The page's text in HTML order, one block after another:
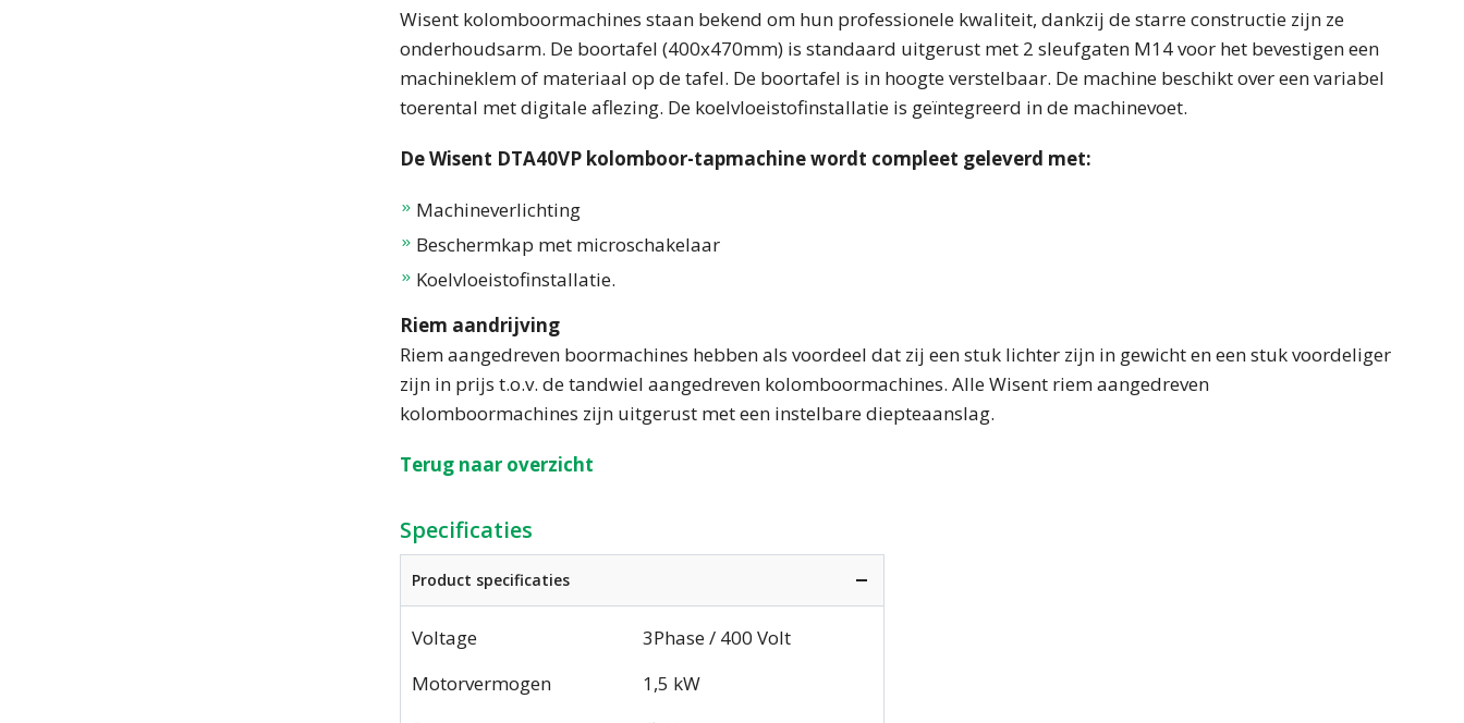
Wisent kolomboormachines staan bekend om hun professionele kwaliteit, dankzij de starre constructie zijn ze
onderhoudsarm. De boortafel (400x470mm) is standaard uitgerust met 2 sleufgaten M14 voor het bevestigen een
machineklem of materiaal op de tafel. De boortafel is in hoogte verstelbaar. De machine beschikt over een variabel
toerental met digitale aflezing. De koelvloeistofinstallatie is geïntegreerd in de machinevoet.
De Wisent DTA40VP kolomboor-tapmachine wordt compleet geleverd met:
Machineverlichting
Beschermkap met microschakelaar
Koelvloeistofinstallatie.
Riem aandrijving
Riem aangedreven boormachines hebben als voordeel dat zij een stuk lichter zijn in gewicht en een stuk voordeliger
zijn in prijs t.o.v. de tandwiel aangedreven kolomboormachines. Alle Wisent riem aangedreven
kolomboormachines zijn uitgerust met een instelbare diepteaanslag.
Terug naar overzicht
Specificaties
Product specificaties
Voltage
3Phase / 400 Volt
Motorvermogen
1,5 kW